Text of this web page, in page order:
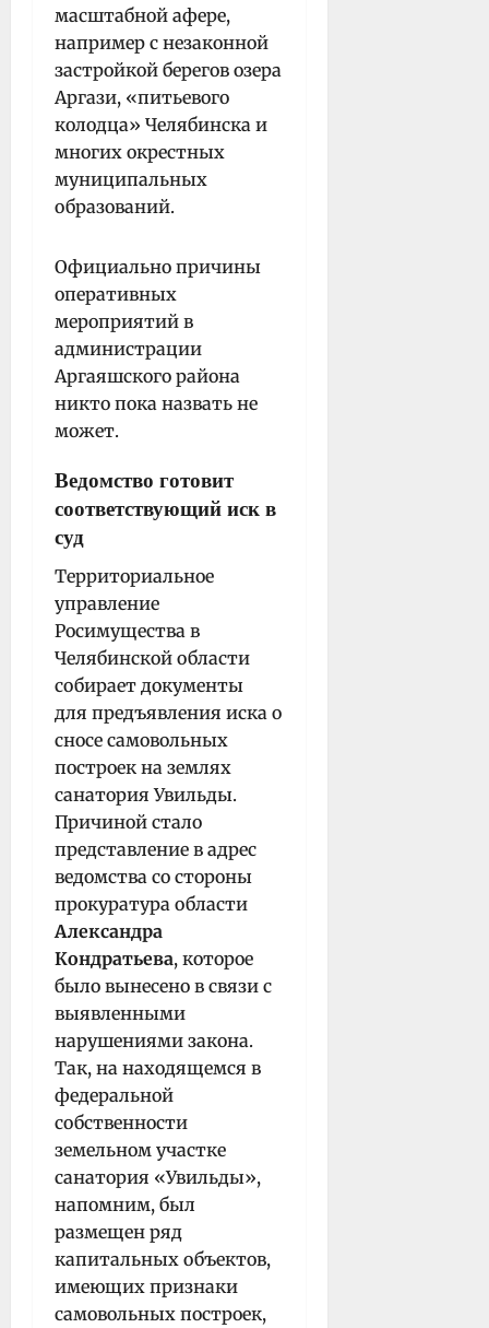
масштабной афере,
например с незаконной
застройкой берегов озера
Аргази, «питьевого
колодца» Челябинска и
многих окрестных
муниципальных
образований.
Официально причины
оперативных
мероприятий в
администрации
Аргаяшского района
никто пока назвать не
может.
Ведомство готовит
соответствующий иск в
суд
Территориальное
управление
Росимущества в
Челябинской области
собирает документы
для предъявления иска о
сносе самовольных
построек на землях
санатория Увильды.
Причиной стало
представление в адрес
ведомства со стороны
прокуратура области
Александра
Кондратьева, которое
было вынесено в связи с
выявленными
нарушениями закона.
Так, на находящемся в
федеральной
собственности
земельном участке
санатория «Увильды»,
напомним, был
размещен ряд
капитальных объектов,
имеющих признаки
самовольных построек,